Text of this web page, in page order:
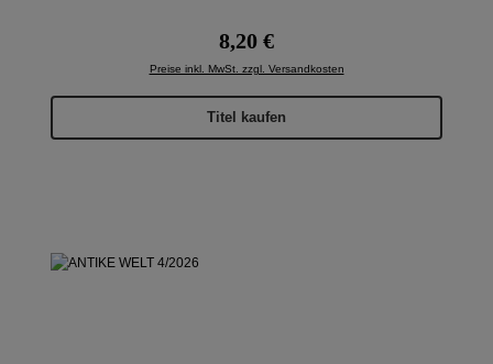
Regulärer Preis:
8,20 €
Preise inkl. MwSt. zzgl. Versandkosten
Titel kaufen